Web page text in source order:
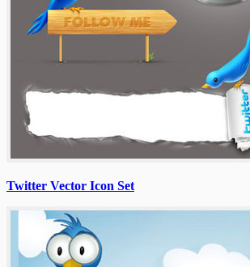
Twitter Vector Icon Set